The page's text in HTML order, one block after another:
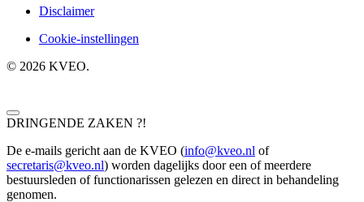
Disclaimer
Cookie-instellingen
© 2026 KVEO.
DRINGENDE ZAKEN ?!
De e-mails gericht aan de KVEO (info@kveo.nl of
secretaris@kveo.nl) worden dagelijks door een of meerdere
bestuursleden of functionarissen gelezen en direct in behandeling
genomen.